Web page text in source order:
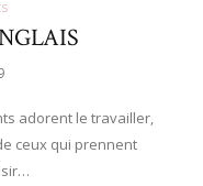
adorent le travailler,
ceux qui prennent